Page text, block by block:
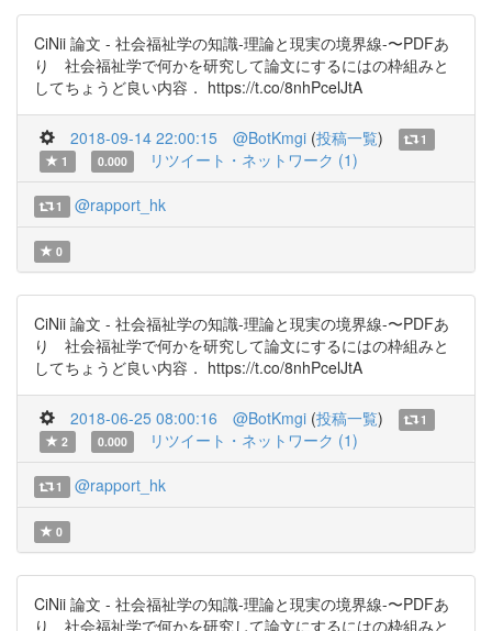
CiNii 論文 - 社会福祉学の知識-理論と現実の境界線-〜PDFあ
り 社会福祉学で何かを研究して論文にするにはの枠組みと
してちょうど良い内容． https://t.co/8nhPcelJtA
2018-09-14 22:00:15 @BotKmgi (投稿一覧)
1
1
0.000 リツイート・ネットワーク (1)
1 @rapport_hk
0
CiNii 論文 - 社会福祉学の知識-理論と現実の境界線-〜PDFあ
り 社会福祉学で何かを研究して論文にするにはの枠組みと
してちょうど良い内容． https://t.co/8nhPcelJtA
2018-06-25 08:00:16 @BotKmgi (投稿一覧)
1
2
0.000 リツイート・ネットワーク (1)
1 @rapport_hk
0
CiNii 論文 - 社会福祉学の知識-理論と現実の境界線-〜PDFあ
り 社会福祉学で何かを研究して論文にするにはの枠組みと